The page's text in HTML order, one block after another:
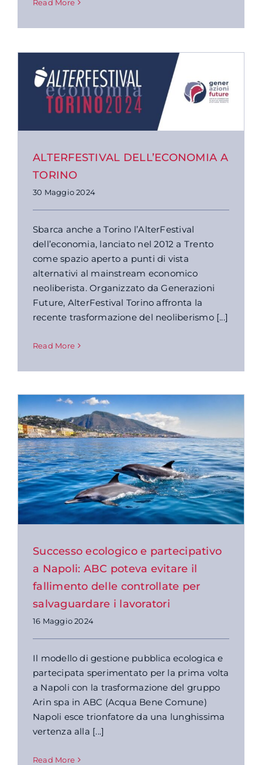
Read More
ALTERFESTIVAL DELL’ECONOMIA A
TORINO
30 Maggio 2024
Sbarca anche a Torino l’AlterFestival
dell’economia, lanciato nel 2012 a Trento
come spazio aperto a punti di vista
alternativi al mainstream economico
neoliberista. Organizzato da Generazioni
Future, AlterFestival Torino affronta la
recente trasformazione del neoliberismo [...]
Read More
Successo ecologico e partecipativo
a Napoli: ABC poteva evitare il
fallimento delle controllate per
salvaguardare i lavoratori
16 Maggio 2024
Il modello di gestione pubblica ecologica e
partecipata sperimentato per la prima volta
a Napoli con la trasformazione del gruppo
Arin spa in ABC (Acqua Bene Comune)
Napoli esce trionfatore da una lunghissima
vertenza alla [...]
Read More